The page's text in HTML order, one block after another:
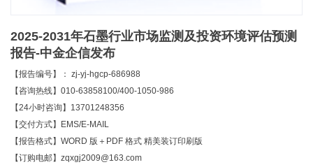
2025-2031年石墨行业市场监测及投资环境评估预测
报告-中金企信发布
【报告编号】： zj-yj-hgcp-686988
【咨询热线】010-63858100/400-1050-986
【24小时咨询】13701248356
【交付方式】EMS/E-MAIL
【报告格式】WORD 版＋PDF 格式 精美装订印刷版
【订购电邮】zqxgj2009@163.com